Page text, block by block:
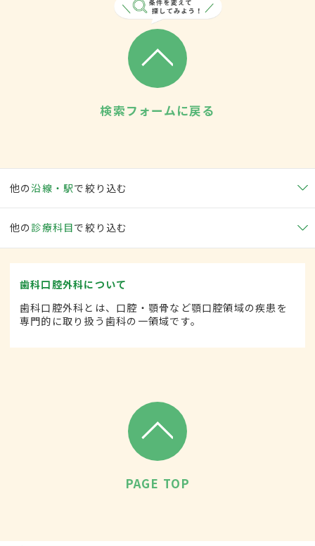
検索フォームに戻る
他の沿線・駅で絞り込む
他の 診療科目で絞り込む
歯科口腔外科について
歯科口腔外科とは、口腔・顎骨など顎口腔領域の疾患を
専門的に取り扱う歯科の一領域です。
PAGE TOP